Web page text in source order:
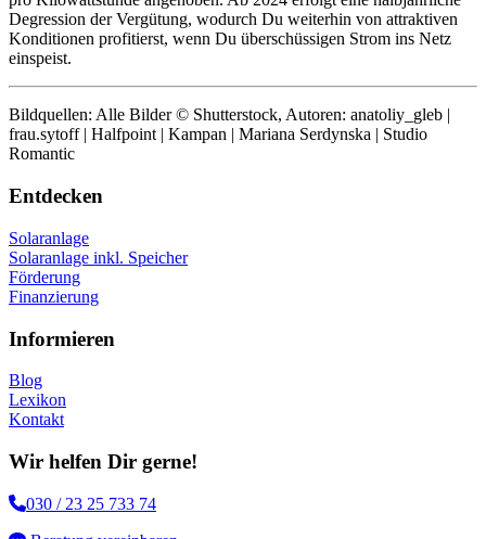
Degression der Vergütung, wodurch Du weiterhin von attraktiven
Konditionen profitierst, wenn Du überschüssigen Strom ins Netz
einspeist.
Bildquellen: Alle Bilder © Shutterstock, Autoren: anatoliy_gleb |
frau.sytoff | Halfpoint | Kampan | Mariana Serdynska | Studio
Romantic
Entdecken
Solaranlage
Solaranlage inkl. Speicher
Förderung
Finanzierung
Informieren
Blog
Lexikon
Kontakt
Wir helfen Dir gerne!
030 / 23 25 733 74